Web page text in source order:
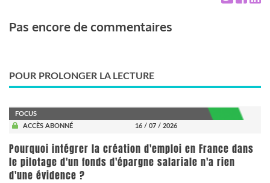
Pas encore de commentaires
POUR PROLONGER LA LECTURE
FOCUS
ACCÈS ABONNÉ
16 / 07 / 2026
Pourquoi intégrer la création d'emploi en France dans
le pilotage d'un fonds d'épargne salariale n'a rien
d'une évidence ?